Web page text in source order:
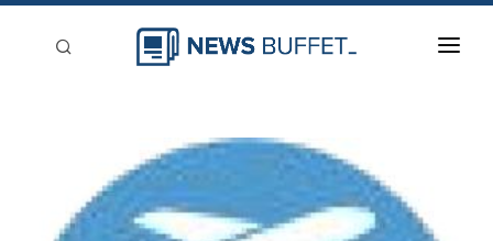
登入